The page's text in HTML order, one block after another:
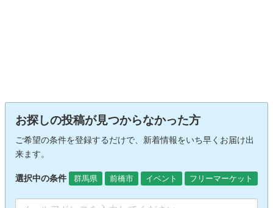
お探しの投稿が見つからなかった方
ご希望の条件を登録するだけで、新着情報をいち早くお届け出
来ます。
選択中の条件 群馬県 前橋市 イベント フリーマーケット